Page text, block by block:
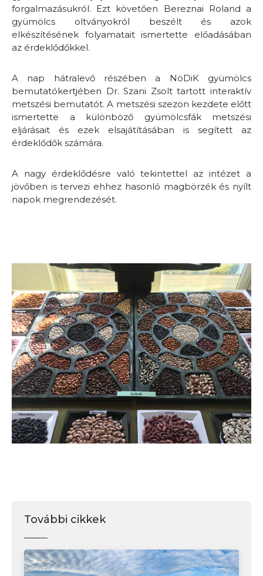
forgalmazásukról. Ezt követően Bereznai Roland a
gyümölcs oltványokról beszélt és azok
elkészítésének folyamatait ismertette előadásában
az érdeklődőkkel.
A nap hátralevő részében a NöDiK gyümölcs
bemutatókertjében Dr. Szani Zsolt tartott interaktív
metszési bemutatót. A metszési szezon kezdete előtt
ismertette a különböző gyümölcsfák metszési
eljárásait és ezek elsajátításában is segített az
érdeklődők számára.
A nagy érdeklődésre való tekintettel az intézet a
jövőben is tervezi ehhez hasonló magbörzék és nyílt
napok megrendezését.
További cikkek